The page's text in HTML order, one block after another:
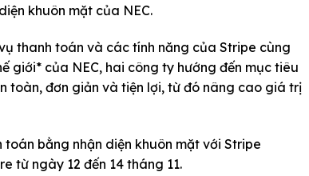
khuôn mặt của NEC.
thanh toán và các tính năng của Stripe cùng
giới* của NEC, hai công ty hướng đến mục tiêu
toàn, đơn giản và tiện lợi, từ đó nâng cao giá trị
bằng nhận diện khuôn mặt với Stripe
từ ngày 12 đến 14 tháng 11.